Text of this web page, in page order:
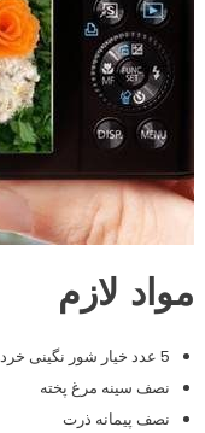
مواد لازم
5 عدد خیار شور نگینی خرد شده
نصف سینه مرغ پخته
نصف پیمانه ذرت